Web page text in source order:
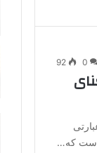
0
92
است که…